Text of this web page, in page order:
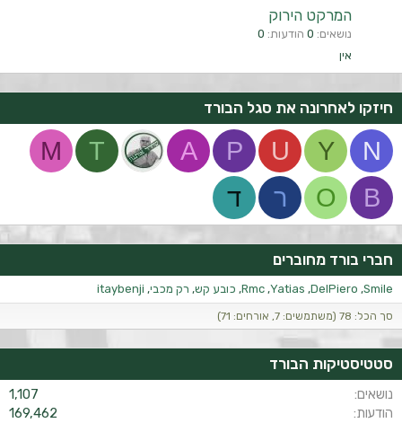
המרקט הירוק
נושאים 0 הודעות 0
אין
חיזקו לאחרונה את סגל הבורד
N
Y
U
P
A
T
M
B
O ר ד
חברי בורד מחוברים
Smile
DelPiero
Yatias
Rmc כובע קש רק מכבי itaybenji
סך הכל: 78 (משתמשים: 7, אורחים: 71)
סטטיסטיקות הבורד
נושאים
1,107
הודעות
169,462